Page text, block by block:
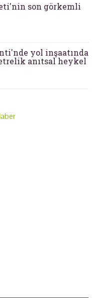
son görkemli
yol inşaatında
anıtsal heykel